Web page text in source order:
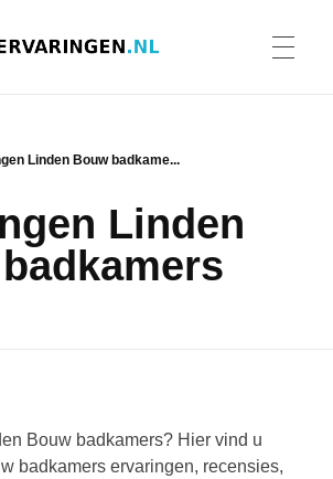
Linden Bouw badkame...
Linden
Bouw badkamers? Hier vind u
badkamers ervaringen, recensies,